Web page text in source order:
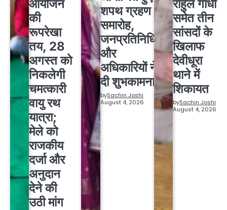
आयोजन
की
रूपरेखा
तय, 28
अगस्त को
निकलेगी
चमत्कारी
वायु रथ
यात्रा;
मेले को
राजकीय
दर्जा और
अनुदान
देने की
उठी मांग
शपथ ग्रहण
समारोह,
जनप्रतिनिधियों
और
अधिकारियों ने
दी शुभकामनाएं
bySachin Joshi
August 4, 2026
राहुल गांधी
समेत तीन
सांसदों के
खिलाफ
देवीधूरा
थाने में
शिकायत
bySachin Joshi
August 4, 2026